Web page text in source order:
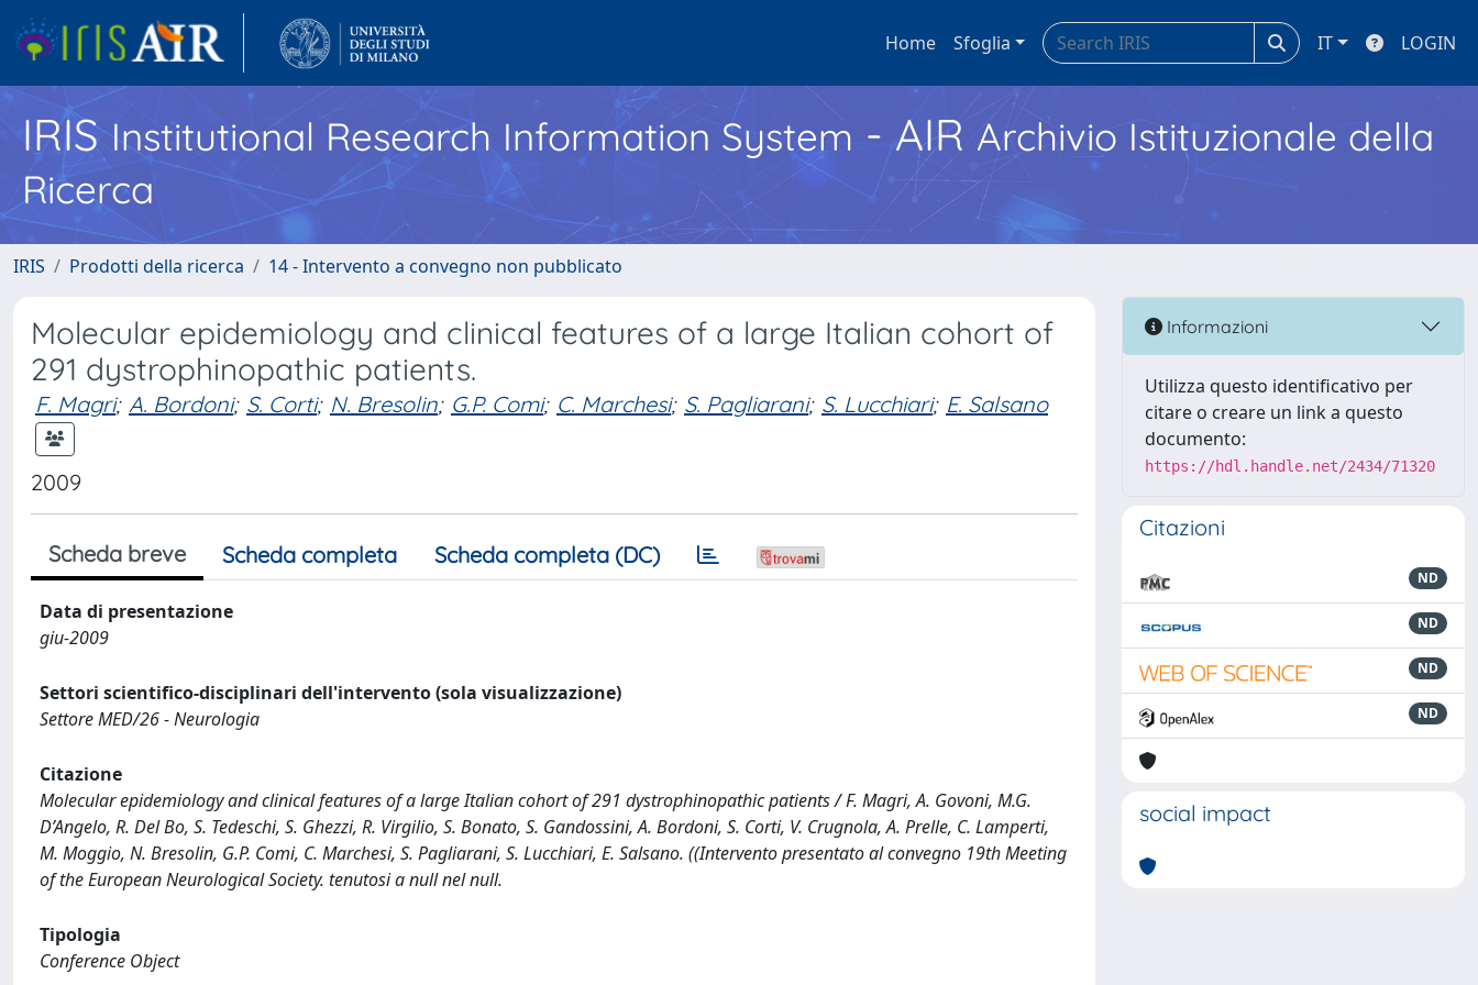
Home Sfoglia IT LOGIN
IRISInstitutional Research Information System - AIR Archivio Istituzionale della
Ricerca
IRIS Prodotti della ricerca 14 - Intervento a convegno non pubblicato
Molecular epidemiology and clinical features of a large Italian cohort of
291 dystrophinopathic patients.
F. Magri; A. Bordoni; S. Corti; N. Bresolin; G.P. Comi; C. Marchesi; S. Pagliarani; S. Lucchiari; E. Salsano
2009
Scheda breve Scheda completa Scheda completa (DC)
Data di presentazione
giu-2009
Settori scientifico-disciplinari dell'intervento (sola visualizzazione)
Settore MED/26 - Neurologia
Citazione
Molecular epidemiology and clinical features of a large Italian cohort of 291 dystrophinopathic patients / F. Magri, A. Govoni, M.G.
D’Angelo, R. Del Bo, S. Tedeschi, S. Ghezzi, R. Virgilio, S. Bonato, S. Gandossini, A. Bordoni, S. Corti, V. Crugnola, A. Prelle, C. Lamperti,
M. Moggio, N. Bresolin, G.P. Comi, C. Marchesi, S. Pagliarani, S. Lucchiari, E. Salsano. ((Intervento presentato al convegno 19th Meeting
of the European Neurological Society. tenutosi a null nel null.
Tipologia
Conference Object
Informazioni
Utilizza questo identificativo per
citare o creare un link a questo
documento:
https://hdl.handle.net/2434/71320
Citazioni
ND
ND
ND
ND
social impact